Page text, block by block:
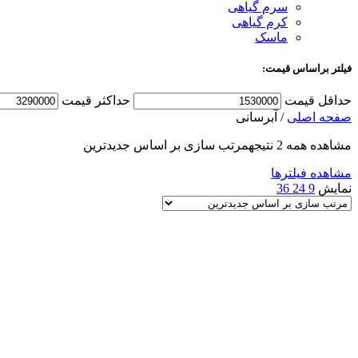
سرم گیاهی
کرم گیاهی
ماسک
فیلتر براساس قیمت:
حداقل قیمت
حداكثر قيمت
صفحه اصلی / آبرسانی
مشاهده همه 2 نتیجه مرتب سازی بر اساس جدیدترین
مشاهده فیلترها
نمایش 9
24
36